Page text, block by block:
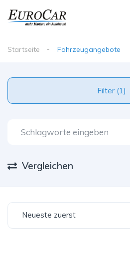
Startseite Fahrzeugangebote
Filter (1)
Vergleichen
Neueste zuerst